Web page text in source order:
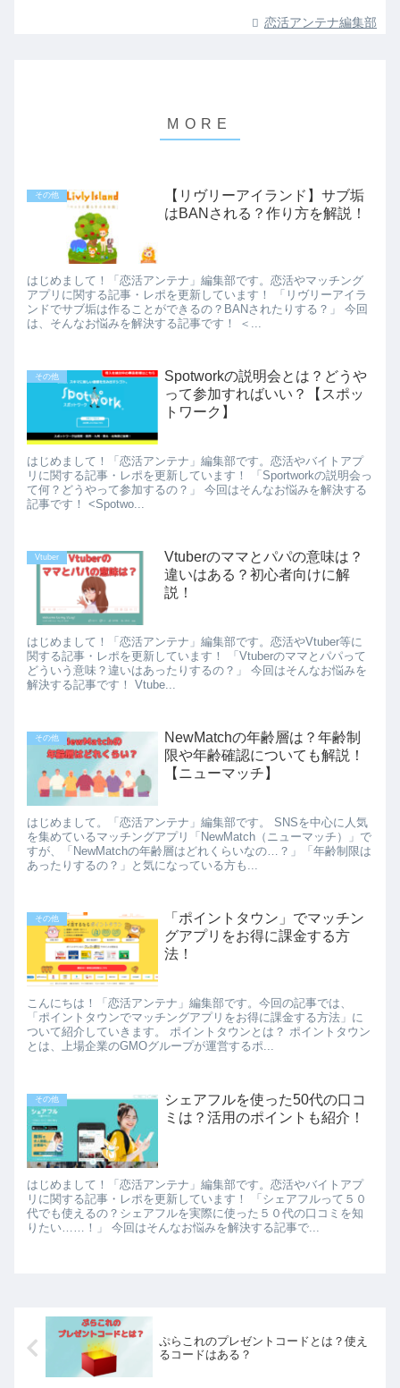
恋活アンテナ編集部
その他
【リヴリーアイランド】サブ垢
はBANされる？作り方を解説！
はじめまして！「恋活アンテナ」編集部です。恋活やマッチング
アプリに関する記事・レポを更新しています！ 「リヴリーアイラ
ンドでサブ垢は作ることができるの？BANされたりする？」 今回
は、そんなお悩みを解決する記事です！ ＜...
その他
Spotworkの説明会とは？どうや
って参加すればいい？【スポッ
トワーク】
はじめまして！「恋活アンテナ」編集部です。恋活やバイトアプ
リに関する記事・レポを更新しています！ 「Sportworkの説明会っ
て何？どうやって参加するの？」 今回はそんなお悩みを解決する
記事です！ <Spotwo...
Vtuber
Vtuberのママとパパの意味は？
違いはある？初心者向けに解
説！
はじめまして！「恋活アンテナ」編集部です。恋活やVtuber等に
関する記事・レポを更新しています！ 「Vtuberのママとパパって
どういう意味？違いはあったりするの？」 今回はそんなお悩みを
解決する記事です！ Vtube...
その他
NewMatchの年齢層は？年齢制
限や年齢確認についても解説！
【ニューマッチ】
はじめまして。「恋活アンテナ」編集部です。 SNSを中心に人気
を集めているマッチングアプリ「NewMatch（ニューマッチ）」で
すが、「NewMatchの年齢層はどれくらいなの…？」「年齢制限は
あったりするの？」と気になっている方も...
その他
「ポイントタウン」でマッチン
グアプリをお得に課金する方
法！
こんにちは！「恋活アンテナ」編集部です。今回の記事では、
「ポイントタウンでマッチングアプリをお得に課金する方法」に
ついて紹介していきます。 ポイントタウンとは？ ポイントタウン
とは、上場企業のGMOグループが運営するポ...
その他
シェアフルを使った50代の口コ
ミは？活用のポイントも紹介！
はじめまして！「恋活アンテナ」編集部です。恋活やバイトアプ
リに関する記事・レポを更新しています！ 「シェアフルって５０
代でも使えるの？シェアフルを実際に使った５０代の口コミを知
りたい……！」 今回はそんなお悩みを解決する記事で...
ぷらこれのプレゼントコードとは？使え
るコードはある？